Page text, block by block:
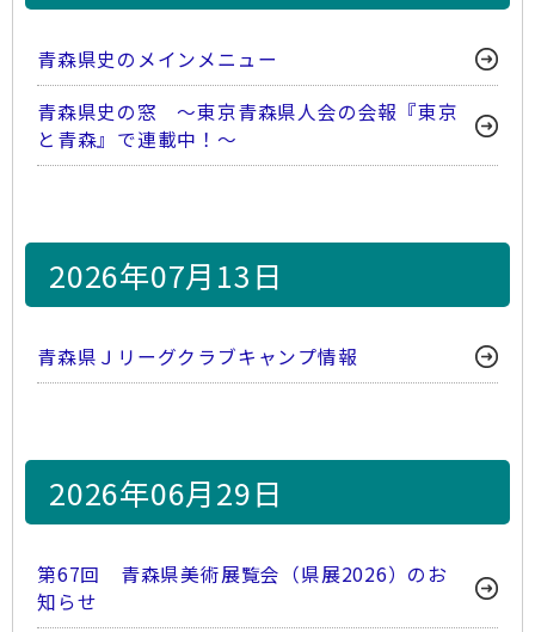
青森県史のメインメニュー
青森県史の窓 ～東京青森県人会の会報『東京
と青森』で連載中！～
2026年07月13日
青森県Ｊリーグクラブキャンプ情報
2026年06月29日
第67回 青森県美術展覧会（県展2026）のお
知らせ